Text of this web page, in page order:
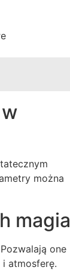
można
magia
one
atmosferę.